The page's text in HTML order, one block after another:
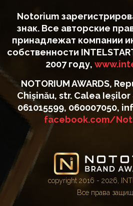
Notorium
знак. Все авторские
принадлежат компании
собственности
2007 году,
NOTORIUM AWARDS,
Chișinău, str. Calea
061015599, 060007050,
facebook.com/
copyright 2016 - 2026,
Все права